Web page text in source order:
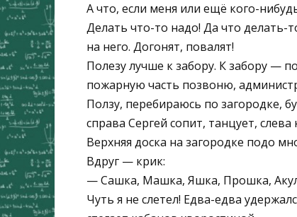
А что, если меня или ещё кого-
Делать что-то надо! Да что
на него. Догонят, повалят!
Полезу лучше к забору. К забору —
пожарную часть позвоню,
Ползу, перебираюсь по загородке,
справа Сергей сопит, танцует,
Верхняя доска на загородке подо
Вдруг — крик:
— Сашка, Машка, Яшка, Прошка,
Чуть я не слетел! Едва-едва